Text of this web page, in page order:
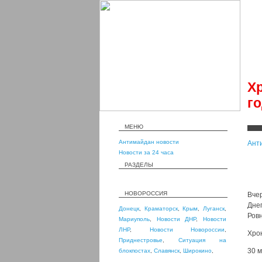
МЕНЮ
Антимайдан новости
Новости за 24 часа
РАЗДЕЛЫ
НОВОРОССИЯ
Донецк Краматорск,Крым Луганск
Мариуполь
Новости ДНР,Новости
ЛНР, Новости Новороссии
Приднестровье
Ситуация на
блокпостах Славянск Широкино 30